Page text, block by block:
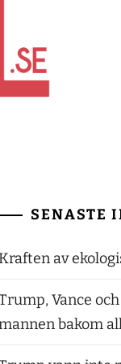
SENASTE
av
Vance
bakom